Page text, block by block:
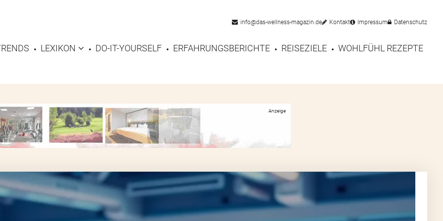
info@das-wellness-magazin.de Kontakt Impressum Datenschutz
LEXIKON DO-IT-YOURSELF ERFAHRUNGSBERICHTE REISEZIELE WOHLFÜHL REZEPTE